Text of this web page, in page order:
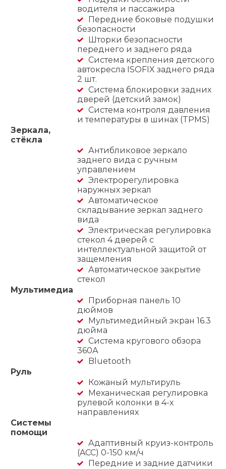
водителя и пассажира
Передние боковые подушки
безопасности
Шторки безопасности
переднего и заднего ряда
Система крепления детского
автокресла ISOFIX заднего ряда
2 шт.
Система блокировки задних
дверей (детский замок)
Система контроля давления
и температуры в шинах (TPMS)
Зеркала,
стёкла
Антибликовое зеркало
заднего вида с ручным
управлением
Электрорегулировка
наружных зеркал
Автоматическое
складывание зеркал заднего
вида
Электрическая регулировка
стекол 4 дверей с
интеллектуальной защитой от
защемления
Автоматическое закрытие
стекол
Мультимедиа
Приборная панель 10
дюймов
Мультимедийный экран 16.3
дюйма
Система кругового обзора
360А
Bluetooth
Руль
Кожаный мультируль
Механическая регулировка
рулевой колонки в 4-х
направлениях
Системы
помощи
Адаптивный круиз-контроль
(ACC) 0-150 км/ч
Передние и задние датчики